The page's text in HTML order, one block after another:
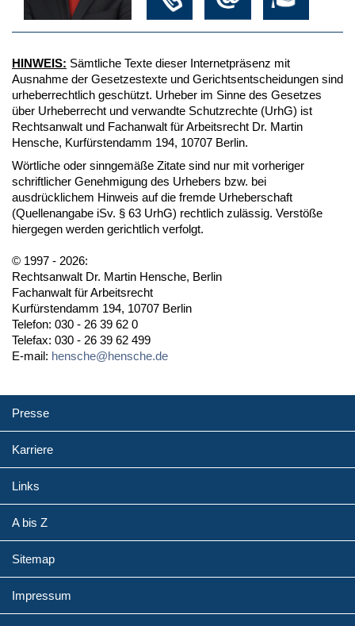
HINWEIS: Sämtliche Texte dieser Internetpräsenz mit
Ausnahme der Gesetzestexte und Gerichtsentscheidungen sind
urheberrechtlich geschützt. Urheber im Sinne des Gesetzes
über Urheberrecht und verwandte Schutzrechte (UrhG) ist
Rechtsanwalt und Fachanwalt für Arbeitsrecht Dr. Martin
Hensche, Kurfürstendamm 194, 10707 Berlin.
Wörtliche oder sinngemäße Zitate sind nur mit vorheriger
schriftlicher Genehmigung des Urhebers bzw. bei
ausdrücklichem Hinweis auf die fremde Urheberschaft
(Quellenangabe iSv. § 63 UrhG) rechtlich zulässig. Verstöße
hiergegen werden gerichtlich verfolgt.
© 1997 - 2026:
Rechtsanwalt Dr. Martin Hensche, Berlin
Fachanwalt für Arbeitsrecht
Kurfürstendamm 194, 10707 Berlin
Telefon: 030 - 26 39 62 0
Telefax: 030 - 26 39 62 499
E-mail: hensche@hensche.de
Presse
Karriere
Links
A bis Z
Sitemap
Impressum